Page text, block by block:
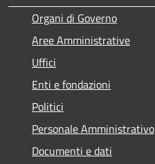
Organi di Governo
Aree Amministrative
Uffici
Enti e fondazioni
Politici
Personale Amministrativo
Documenti e dati